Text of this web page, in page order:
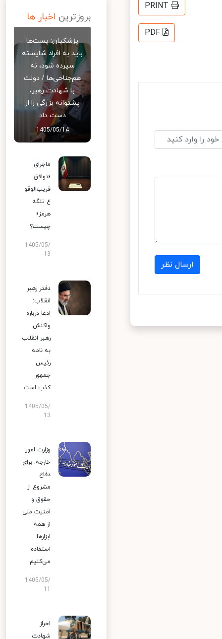
PRINT
PDF
ارسال نظر
بروزترین اخبار ها
پزشکیان: پست‌ها
باید به افراد شایسته
سپرده شود، نه
هم‌جناحی‌ها / دولت
با شهادت رهبر،
پشتوانه بزرگی را از
دست داد
1405/05/14
ماجرای
«توافق
قریب‌الوقو
ع تنگه
هرمز»
چیست؟
1405/05/
13
دفتر رهبر
انقلاب:
ادعا درباره
واکنش
رهبر انقلاب
به نامه
رئیس
جمهور
کذب است
1405/05/
13
وزارت امور
خارجه: برای
دفاع
مشروع از
حقوق و
امنیت ملی
از همه
ابزارها
استفاده
می‌کنیم
1405/05/
احراز
شهادت